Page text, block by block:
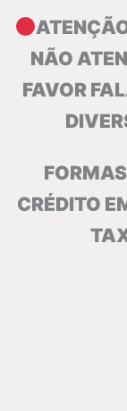
NÃO
FAVOR
CRÉDITO